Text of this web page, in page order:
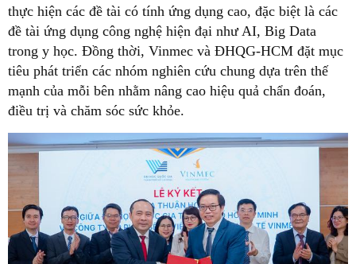
thực hiện các đề tài có tính ứng dụng cao, đặc biệt là các
đề tài ứng dụng công nghệ hiện đại như AI, Big Data
trong y học. Đồng thời, Vinmec và ĐHQG-HCM đặt mục
tiêu phát triển các nhóm nghiên cứu chung dựa trên thế
mạnh của mỗi bên nhằm nâng cao hiệu quả chẩn đoán,
điều trị và chăm sóc sức khỏe.